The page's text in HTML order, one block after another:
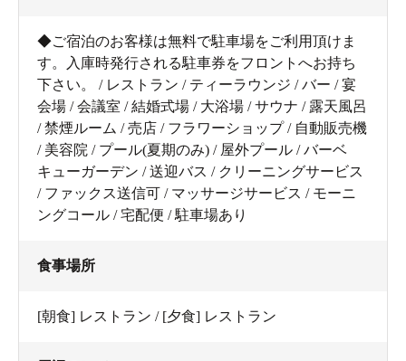
◆ご宿泊のお客様は無料で駐車場をご利用頂けま
す。入庫時発行される駐車券をフロントへお持ち
下さい。 / レストラン / ティーラウンジ / バー / 宴
会場 / 会議室 / 結婚式場 / 大浴場 / サウナ / 露天風呂
/ 禁煙ルーム / 売店 / フラワーショップ / 自動販売機
/ 美容院 / プール(夏期のみ) / 屋外プール / バーベ
キューガーデン / 送迎バス / クリーニングサービス
/ ファックス送信可 / マッサージサービス / モーニ
ングコール / 宅配便 / 駐車場あり
食事場所
[朝食] レストラン / [夕食] レストラン